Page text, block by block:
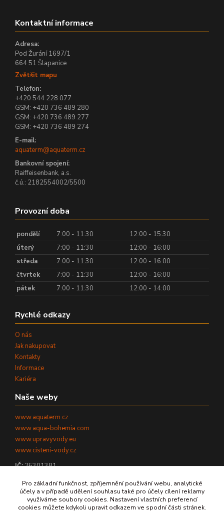
Kontaktní informace
Adresa:
Pod Žurání 1697/1
664 51 Šlapanice
Zvětšit mapu
Telefon:
+420 544 228 077
GSM: +420 736 489 280
GSM: +420 736 489 277
GSM: +420 736 489 274
E-mail:
aquaterm@aquaterm.cz
Bankovní spojení:
Raiffeisenbank, a.s.
č.ú.: 2182554002/5500
Provozní doba
pondělí 7:00 - 11:30
12:00 - 15:30
úterý
7:00 - 11:30
12:00 - 16:00
středa
7:00 - 11:30
12:00 - 16:00
čtvrtek
7:00 - 11:30
12:00 - 16:00
pátek
7:00 - 11:30 12:00 - 14:00
Rychlé odkazy
O nás
Jak nakupovat
Kontakty
Informace
Kariéra
Naše weby
www.aquaterm.cz
www.aqua-bohemia.com
www.upravyvody.eu
www.cisteni-vody.cz
IČ:25301381
Pro základní funkčnost, zpříjemnění používání webu, analytické
účely a v případě udělení souhlasu také pro účely cílení reklamy
využíváme soubory cookies. Nastavení vlastních preferencí
cookies můžete kdykoli upravit odkazem ve spodní části stránek.